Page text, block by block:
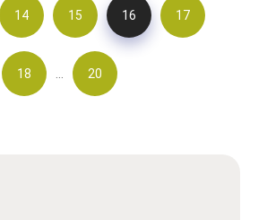
14 15 16 17
18 … 20